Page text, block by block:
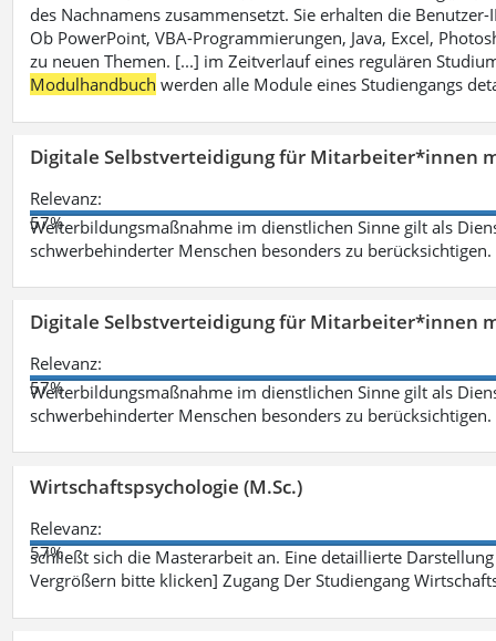
des Nachnamens zusammensetzt. Sie erhalten die
Ob PowerPoint, VBA-Programmierungen, Java, Excel,
zu neuen Themen. [...] im Zeitverlauf eines regulären
Modulhandbuch werden alle Module eines Studiengangs
Digitale Selbstverteidigung für Mitarbeiter*innen
Relevanz:
57%
Weiterbildungsmaßnahme im dienstlichen Sinne gilt als
schwerbehinderter Menschen besonders zu berücksichtigen.
Digitale Selbstverteidigung für Mitarbeiter*innen
Relevanz:
57%
Weiterbildungsmaßnahme im dienstlichen Sinne gilt als
schwerbehinderter Menschen besonders zu berücksichtigen.
Wirtschaftspsychologie (M.Sc.)
Relevanz:
57%
schließt sich die Masterarbeit an. Eine detaillierte
Vergrößern bitte klicken] Zugang Der Studiengang